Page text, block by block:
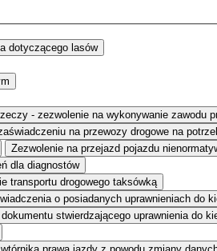
dotyczącego lasów
- zezwolenie na wykonywanie zawodu
na przewozy drogowe na
Zezwolenie na przejazd pojazdu
dla diagnostów
transportu drogowego taksówką
o posiadanych uprawnieniach do
stwierdzającego uprawnienia do